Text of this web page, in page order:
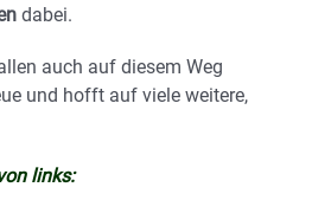
dabei.
auch auf diesem Weg
und hofft auf viele weitere,
links: